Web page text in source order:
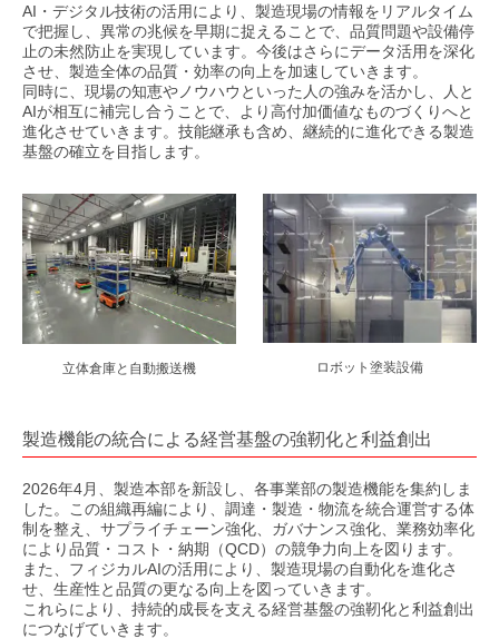
AI・デジタル技術の活用により、製造現場の情報をリアルタイム
で把握し、異常の兆候を早期に捉えることで、品質問題や設備停
止の未然防止を実現しています。今後はさらにデータ活用を深化
させ、製造全体の品質・効率の向上を加速していきます。
同時に、現場の知恵やノウハウといった人の強みを活かし、人と
AIが相互に補完し合うことで、より高付加価値なものづくりへと
進化させていきます。技能継承も含め、継続的に進化できる製造
基盤の確立を目指します。
立体倉庫と自動搬送機 ロボット塗装設備
製造機能の統合による経営基盤の強靭化と利益創出
2026年4月、製造本部を新設し、各事業部の製造機能を集約しま
した。この組織再編により、調達・製造・物流を統合運営する体
制を整え、サプライチェーン強化、ガバナンス強化、業務効率化
により品質・コスト・納期（QCD）の競争力向上を図ります。
また、フィジカルAIの活用により、製造現場の自動化を進化さ
せ、生産性と品質の更なる向上を図っていきます。
これらにより、持続的成長を支える経営基盤の強靭化と利益創出
につなげていきます。